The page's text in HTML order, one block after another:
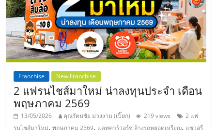
รน
ไชส์
ขาย
หน้า
Franchise New Franchise
2 แฟรนไชส์มาใหม่ น่าลงทุนประจำ เดือน
พฤษภาคม 2569
13/05/2026 คุณรัตนชัย ม่วงงาม (เปี๊ยก) 219 views
2 แฟ
รนไชส์มาใหม่,พฤษภาคม 2569, แคทคาร์วอร์ช ล้างรถหยอดเหรียญ, แซวอรี่